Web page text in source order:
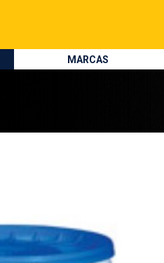
MARCAS